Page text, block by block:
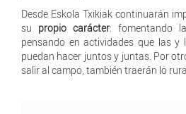
Desde Eskola Txikiak continuarán
su propio carácter: fomentando
pensando en actividades que las y
puedan hacer juntos y juntas. Por
salir al campo, también traerán lo